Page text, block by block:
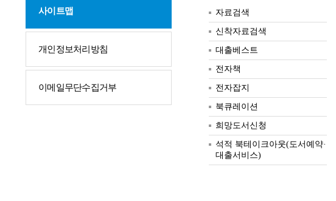
사이트맵
개인정보처리방침
이메일무단수집거부
자료검색
신착자료검색
대출베스트
전자책
전자잡지
북큐레이션
희망도서신청
석적 북테이크아웃(도서예약·
대출서비스)